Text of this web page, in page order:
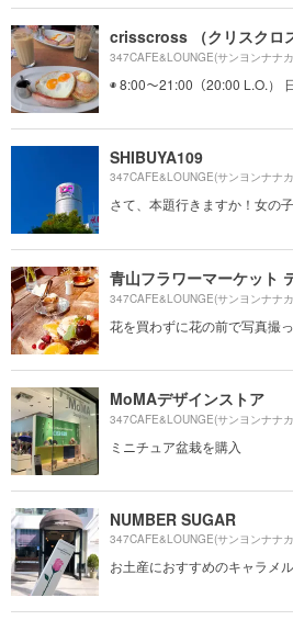
crisscross （クリスクロ
347CAFE&LOUNGE(サンヨンナナ
◉ 8:00〜21:00（20:00 L.O.）
SHIBUYA109
347CAFE&LOUNGE(サンヨンナナ
さて、本題行きますか！女の
347CAFE&LOUNGE(サンヨンナナ
花を買わずに花の前で写真撮
MoMAデザインストア
347CAFE&LOUNGE(サンヨンナナ
ミニチュア盆栽を購入
NUMBER SUGAR
347CAFE&LOUNGE(サンヨンナナ
お土産におすすめのキャラメル